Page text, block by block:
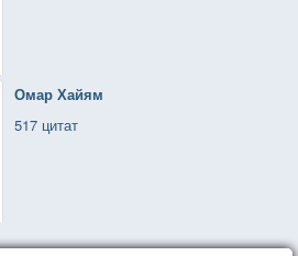
Омар Хайям
517 цитат